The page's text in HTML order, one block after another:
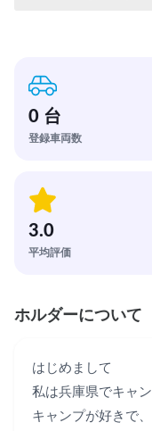
0 台
登録車両数
3.0
平均評価
ホルダーについて
はじめまして
私は兵庫県でキャ
キャンプが好きで